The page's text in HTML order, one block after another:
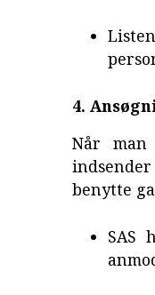
4.
Når
benytte
SAS